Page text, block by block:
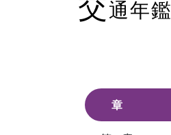
通年鑑
章